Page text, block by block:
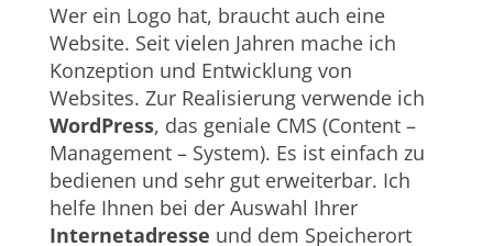
Wer ein Logo hat, braucht auch eine
Website. Seit vielen Jahren mache ich
Konzeption und Entwicklung von
Websites. Zur Realisierung verwende ich
WordPress, das geniale CMS (Content –
Management – System). Es ist einfach zu
bedienen und sehr gut erweiterbar. Ich
helfe Ihnen bei der Auswahl Ihrer
Internetadresse und dem Speicherort